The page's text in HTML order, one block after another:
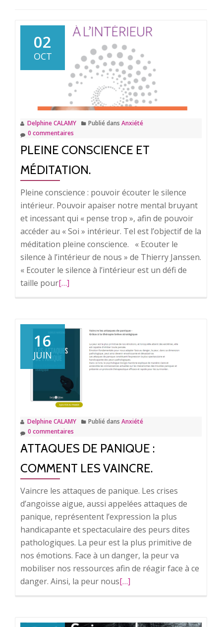
02
OCT
Delphine CALAMY Publié dans Anxiété
0 commentaires
PLEINE CONSCIENCE ET
MÉDITATION.
Pleine conscience : pouvoir écouter le silence
intérieur. Pouvoir apaiser notre mental bruyant
et incessant qui « pense trop », afin de pouvoir
accéder au « Soi » intérieur. Tel est l’objectif de la
méditation pleine conscience. « Ecouter le
silence à l’intérieur de nous » de Thierry Janssen.
« Ecouter le silence à l’intérieur est un défi de
taille pourEn
surPleine
conscience
et
méditation.
[…]
16
JUIN
Delphine CALAMY Publié dans Anxiété
0 commentaires
ATTAQUES DE PANIQUE :
COMMENT LES VAINCRE.
Vaincre les attaques de panique. Les crises
d’angoisse aigue, aussi appelées attaques de
panique, représentent l’expression la plus
handicapante et spectaculaire des peurs dites
pathologiques. La peur est la plus primitive de
nos émotions. Face à un danger, la peur va
mobiliser nos ressources afin de réagir face à ce
danger. Ainsi, la peur nousEn
surAttaques
[…]